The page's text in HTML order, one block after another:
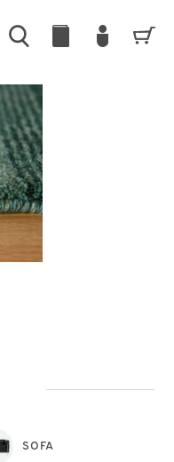
SOFA